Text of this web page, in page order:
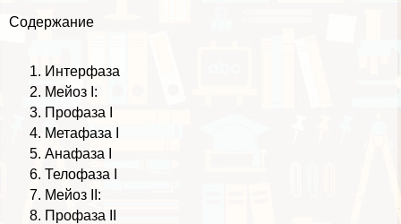
Содержание
Интерфаза
Мейоз I:
Профаза I
Метафаза I
Анафаза I
Телофаза I
Мейоз II:
Профаза II